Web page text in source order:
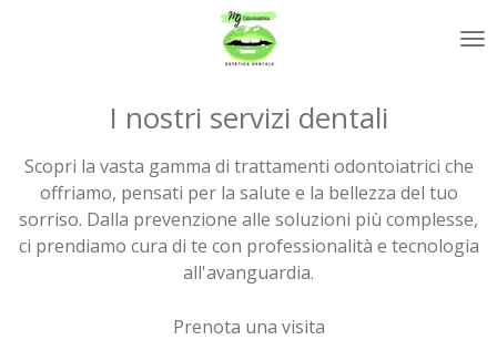
I nostri servizi dentali
Scopri la vasta gamma di trattamenti odontoiatrici che
offriamo, pensati per la salute e la bellezza del tuo
sorriso. Dalla prevenzione alle soluzioni più complesse,
ci prendiamo cura di te con professionalità e tecnologia
all'avanguardia.
Prenota una visita